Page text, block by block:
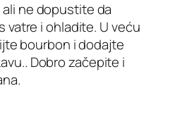
ne dopustite da
vatre i ohladite. U veću
bourbon i dodajte
Dobro začepite i